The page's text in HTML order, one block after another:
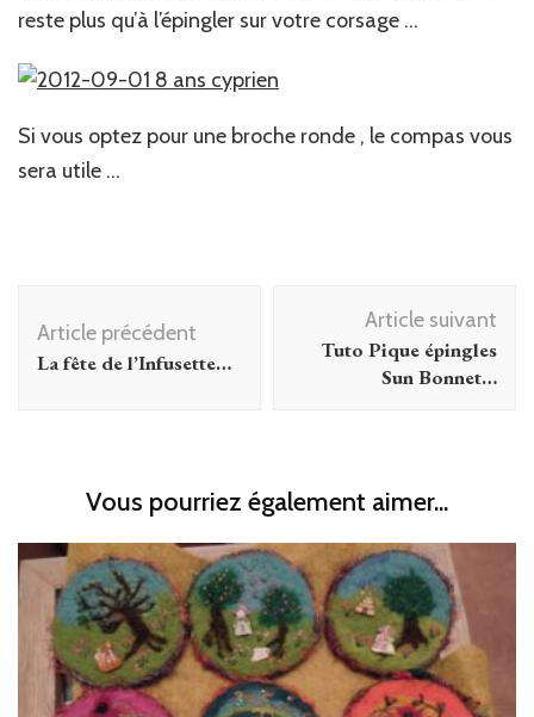
reste plus qu’à l’épingler sur votre corsage …
Si vous optez pour une broche ronde , le compas vous
sera utile …
d'article
Article précédent
La fête de l’Infusette…
Article suivant
Tuto Pique épingles
Sun Bonnet…
Vous pourriez également aimer...